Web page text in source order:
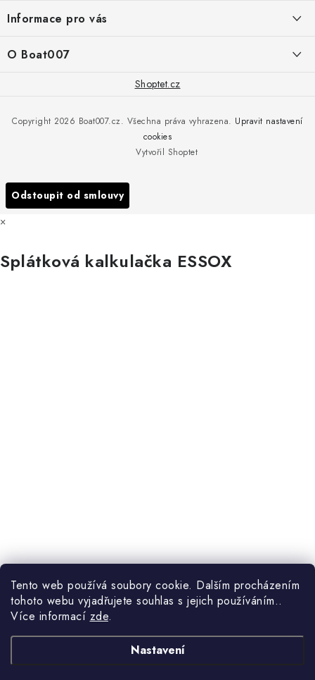
Tento web používá soubory cookie. Dalším procházením
tohoto webu vyjadřujete souhlas s jejich používáním..
Více informací zde.
Nastavení
a
+420 775 473 808
PŘÍJEM/VÝDEJ/SERVIS zakázek
Informace pro vás
Obchodní podmínky
Podmínky ochrany osobních údajů
O Boat007
Všechny značky
Shoptet.cz
Vytvořil Shoptet
Copyright 2026 Boat007.cz. Všechna práva vyhrazena. Upravit nastavení
cookies
Odstoupit od smlouvy
×
Splátková kalkulačka ESSOX